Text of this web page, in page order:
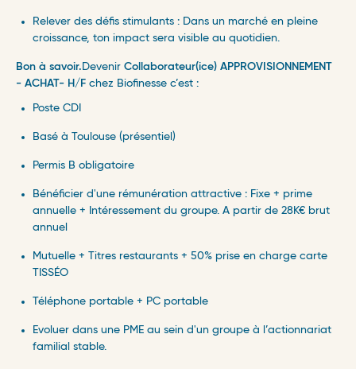
Relever des défis stimulants : Dans un marché en pleine
croissance, ton impact sera visible au quotidien.
Bon à savoir. Devenir Collaborateur(ice) APPROVISIONNEMENT
- ACHAT- H/F chez Biofinesse c’est :
Poste CDI
Basé à Toulouse (présentiel)
Permis B obligatoire
Bénéficier d'une rémunération attractive : Fixe + prime
annuelle + Intéressement du groupe. A partir de 28K€ brut
annuel
Mutuelle + Titres restaurants + 50% prise en charge carte
TISSÉO
Téléphone portable + PC portable
Evoluer dans une PME au sein d'un groupe à l’actionnariat
familial stable.